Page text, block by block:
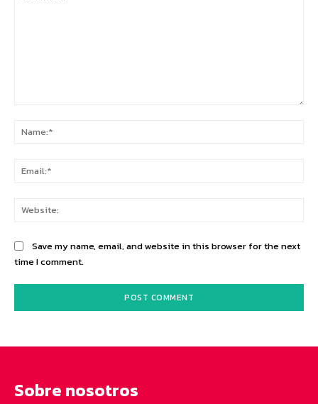
Save my name, email, and website in this browser for the next
time I comment.
Sobre nosotros